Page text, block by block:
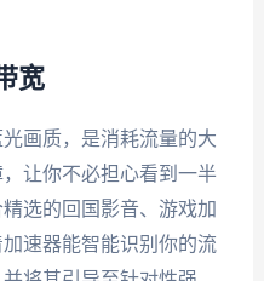
宽
画质，是消耗流量的大
让你不必担心看到一半
选的回国影音、游戏加
速器能智能识别你的流